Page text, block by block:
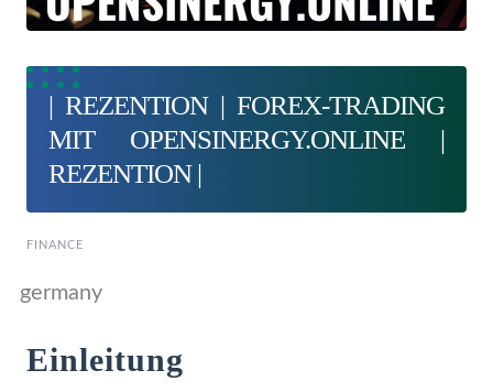
| REZENTION | FOREX-TRADING
MIT OPENSINERGY.ONLINE |
REZENTION |
FINANCE
germany
Einleitung